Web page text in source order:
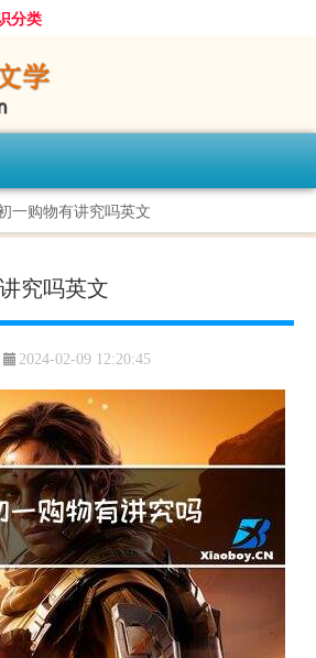
分类
一购物有讲究吗英文
究吗英文
2024-02-09 12:20:45